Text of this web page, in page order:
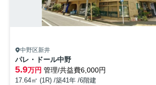
中野区新井
パレ・ドール中野
5.9万円 管理/共益費6,000円
17.64㎡ (1R) /築41年 /6階建